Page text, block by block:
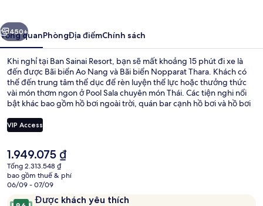
Tiếp
450+
Tổng quanPhòngĐịa điểmChính sách
Khi nghỉ tại Ban Sainai Resort, bạn sẽ mất khoảng 15 phút đi xe là
đến được Bãi biển Ao Nang và Bãi biển Nopparat Thara. Khách có
thể đến trung tâm thể dục để rèn luyện thể lực hoặc thưởng thức
vài món thơm ngon ở Pool Sala chuyên món Thái. Các tiện nghi nổi
bật khác bao gồm hồ bơi ngoài trời, quán bar cạnh hồ bơi và hồ bơi
VIP Access
Giá
hiện
tại
là
1.949.075 ₫
1.949.075 ₫
Tổng 2.313.548 ₫
bao gồm thuế & phí
06/09 - 07/09
Nhận Được khách yêu thích
9,6